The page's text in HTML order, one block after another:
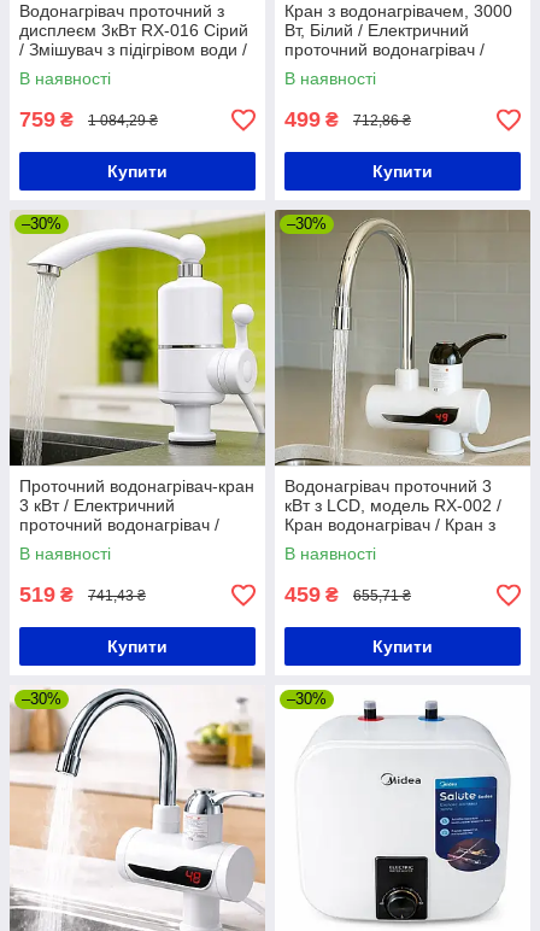
Водонагрівач проточний з
дисплеєм 3кВт RX-016 Сірий
/ Змішувач з підігрівом води /
Електричний Бойлер-кран /
Електроводонагрівач
В наявності
759 ₴ 1 084,29 ₴
Купити
Кран з водонагрівачем, 3000
Вт, Білий / Електричний
проточний водонагрівач /
Кран водонагрівач проточний
В наявності
499 ₴ 712,86 ₴
Купити
–30%
Проточний водонагрівач-кран
3 кВт / Електричний
проточний водонагрівач /
Кран з водонагрівачем
В наявності
519 ₴ 741,43 ₴
Купити
–30%
Водонагрівач проточний 3
кВт з LCD, модель RX-002 /
Кран водонагрівач / Кран з
підігрівом води
В наявності
459 ₴ 655,71 ₴
Купити
–30% –30%